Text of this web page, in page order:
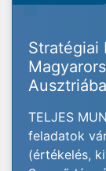
Stratégiai
TELJES
feladatok
(értékelés,